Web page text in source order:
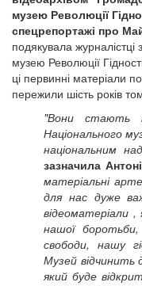
музею Революції
спецрепортажі про
подякувала
музею Революції
ці первинні матеріали
пережили шість років
"Вони стають
Національного
національним
зазначила
матеріальні
для нас дуже
відеоматеріали
нашої
свободи, нашу
Музей відчинить
який буде